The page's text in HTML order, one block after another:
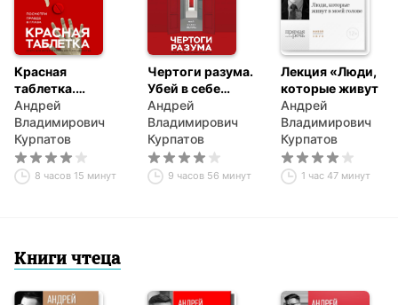
Красная
таблетка.
Посмотри правде
в глаза
Андрей
Владимирович
Курпатов
8 часов 15 минут
Чертоги разума.
Убей в себе
идиота!
Андрей
Владимирович
Курпатов
9 часов 56 минут
Лекция «Люди,
которые живут в
моей голове»
Андрей
Владимирович
Курпатов
1 час 47 минут
Книги чтеца